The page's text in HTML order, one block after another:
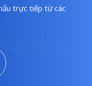
trực tiếp từ các